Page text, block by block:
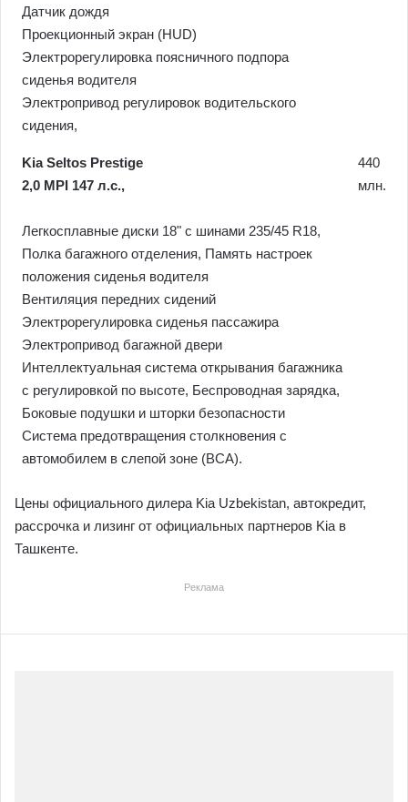
Датчик дождя
Проекционный экран (HUD)
Электрорегулировка поясничного подпора
сиденья водителя
Электропривод регулировок водительского
сидения,
Kia Seltos Prestige
2,0 MPI 147 л.с.,
Легкосплавные диски 18" с шинами 235/45 R18,
Полка багажного отделения, Память настроек
положения сиденья водителя
Вентиляция передних сидений
Электрорегулировка сиденья пассажира
Электропривод багажной двери
Интеллектуальная система открывания багажника
c регулировкой по высоте, Беспроводная зарядка,
Боковые подушки и шторки безопасности
Система предотвращения столкновения с
автомобилем в слепой зоне (BCA).
440
млн.
Цены официального дилера Kia Uzbekistan, автокредит,
рассрочка и лизинг от официальных партнеров Kia в
Ташкенте.
Реклама